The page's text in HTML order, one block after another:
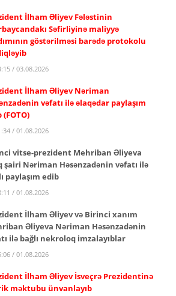
İlham Əliyev Fələstinin
Səfirliyinə maliyyə
göstərilməsi barədə protokolu
/ 03.08.2026
İlham Əliyev Nəriman
vəfatı ilə əlaqədar paylaşım
(FOTO)
/ 01.08.2026
vitse-prezident Mehriban Əliyeva
şairi Nəriman Həsənzadənin vəfatı ilə
paylaşım edib
/ 01.08.2026
İlham Əliyev və Birinci xanım
Əliyeva Nəriman Həsənzadənin
ilə bağlı nekroloq imzalayıblar
/ 01.08.2026
İlham Əliyev İsveçrə Prezidentinə
məktubu ünvanlayıb